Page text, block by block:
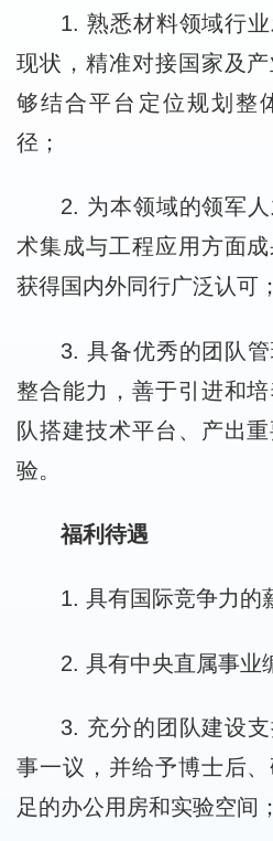
1. 熟悉材料领域行
现状，精准对接国家及
够结合平台定位规划整
径；
2. 为本领域的领军
术集成与工程应用方面
获得国内外同行广泛认可；
3. 具备优秀的团队
整合能力，善于引进和
队搭建技术平台、产出
验。
福利待遇
1. 具有国际竞争力的
2. 具有中央直属事业
3. 充分的团队建设
事一议，并给予博士后
足的办公用房和实验空间；